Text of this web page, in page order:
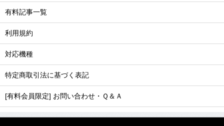
有料記事一覧
利用規約
対応機種
特定商取引法に基づく表記
[有料会員限定] お問い合わせ・Ｑ＆Ａ